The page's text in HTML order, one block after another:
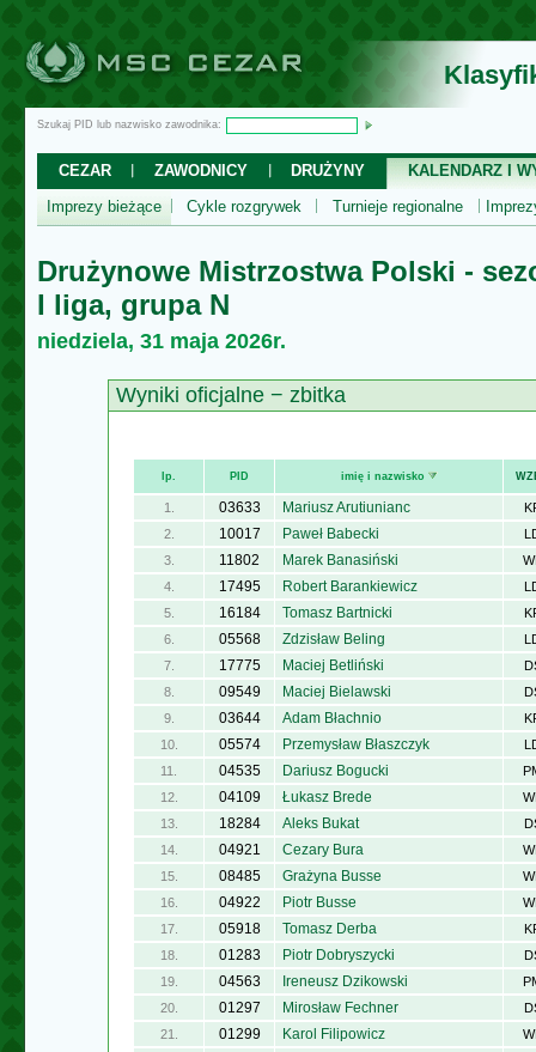
Szukaj PID lub nazwisko zawodnika:
CEZAR ZAWODNICY DRUŻYNY
KALENDARZ I
Imprezy bieżące
Cykle rozgrywek Turnieje regionalne
Drużynowe Mistrzostwa Polski -
I liga, grupa N
niedziela, 31 maja 2026r.
Wyniki oficjalne − zbitka
lp. PID imię i nazwisko
1. 03633 Mariusz Arutiunianc
2.
10017 Paweł Babecki
3.
11802 Marek Banasiński
4.
17495 Robert Barankiewicz
5.
16184 Tomasz Bartnicki
6.
05568 Zdzisław Beling
7.
17775 Maciej Betliński
8.
09549 Maciej Bielawski
9.
03644 Adam Błachnio
10.
05574 Przemysław Błaszczyk
11.
04535 Dariusz Bogucki
12.
04109 Łukasz Brede
13.
18284 Aleks Bukat
14.
04921 Cezary Bura
15.
08485 Grażyna Busse
16.
04922 Piotr Busse
17.
05918 Tomasz Derba
18.
01283 Piotr Dobryszycki
19.
04563 Ireneusz Dzikowski
20.
01297 Mirosław Fechner
21.
01299 Karol Filipowicz